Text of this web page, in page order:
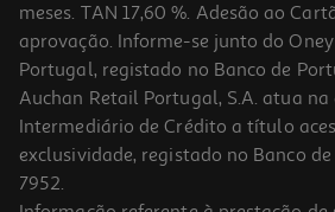
meses. TAN 17,60 %. Adesão ao
aprovação. Informe-se junto do
Portugal, registado no Banco de
Auchan Retail Portugal, S.A. atua
Intermediário de Crédito a título
exclusividade, registado no Banco
7952.